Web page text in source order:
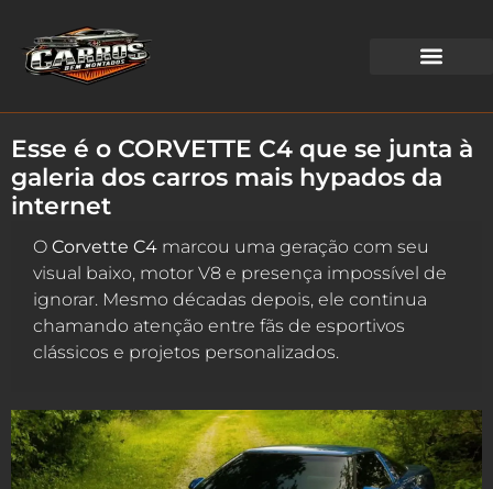
Esse é o CORVETTE C4 que se junta à
galeria dos carros mais hypados da
internet
O Corvette C4 marcou uma geração com seu
visual baixo, motor V8 e presença impossível de
ignorar. Mesmo décadas depois, ele continua
chamando atenção entre fãs de esportivos
clássicos e projetos personalizados.